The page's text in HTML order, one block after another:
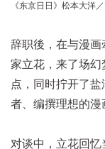
《东京日日》松本大洋
辞职後，在与漫
家立花，来了场
点，同时拧开了
者、编撰理想的漫
对谈中，立花回